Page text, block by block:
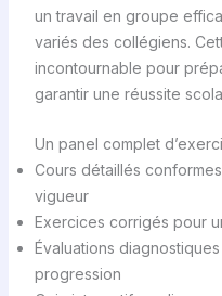
un travail en groupe
variés des collégiens.
incontournable pour
garantir une réussite
Un panel complet
Cours détaillés
vigueur
Exercices corrigés pour
Évaluations
progression